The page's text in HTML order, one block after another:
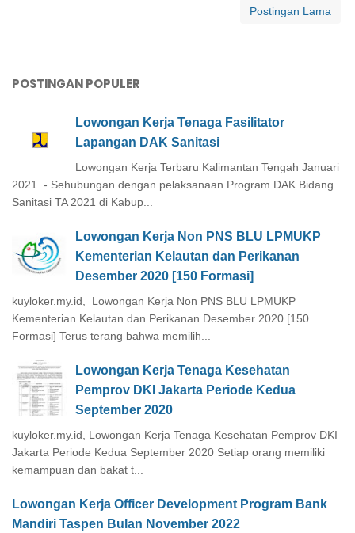
Postingan Lama
POSTINGAN POPULER
Lowongan Kerja Tenaga Fasilitator
Lapangan DAK Sanitasi
Lowongan Kerja Terbaru Kalimantan Tengah Januari
2021 - Sehubungan dengan pelaksanaan Program DAK Bidang
Sanitasi TA 2021 di Kabup...
Lowongan Kerja Non PNS BLU LPMUKP
Kementerian Kelautan dan Perikanan
Desember 2020 [150 Formasi]
kuyloker.my.id, Lowongan Kerja Non PNS BLU LPMUKP
Kementerian Kelautan dan Perikanan Desember 2020 [150
Formasi] Terus terang bahwa memilih...
Lowongan Kerja Tenaga Kesehatan
Pemprov DKI Jakarta Periode Kedua
September 2020
kuyloker.my.id, Lowongan Kerja Tenaga Kesehatan Pemprov DKI
Jakarta Periode Kedua September 2020 Setiap orang memiliki
kemampuan dan bakat t...
Lowongan Kerja Officer Development Program Bank
Mandiri Taspen Bulan November 2022